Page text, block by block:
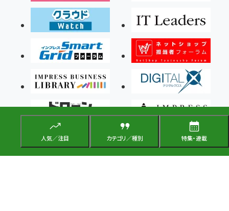
人気／注目 カテゴリ／種別 特集・連載